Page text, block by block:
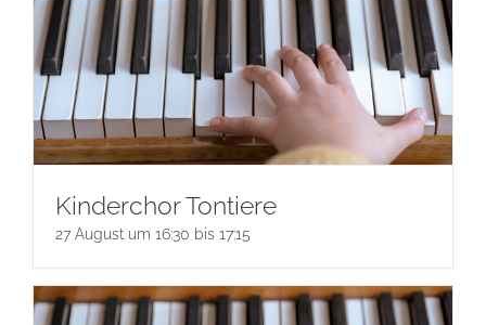
Kinderchor Tontiere
27 August um 16:30 bis 17:15